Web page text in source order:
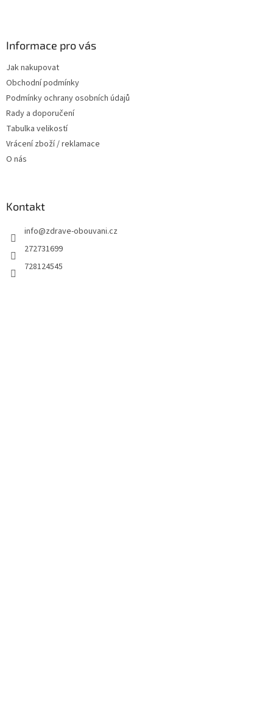
Informace pro vás
Jak nakupovat
Obchodní podmínky
Podmínky ochrany osobních údajů
Rady a doporučení
Tabulka velikostí
Vrácení zboží / reklamace
O nás
Kontakt
info@zdrave-obouvani.cz
272731699
728124545